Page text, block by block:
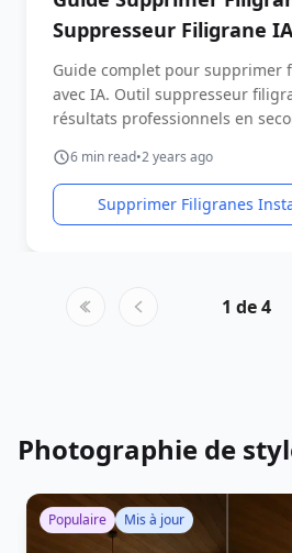
Suppresseur Filigrane IA
Guide complet pour supprimer
avec IA. Outil suppresseur
résultats professionnels en
6min read•2 years ago
Supprimer Filigranes
1 de 4
Photographie de
Populaire Mis à jour